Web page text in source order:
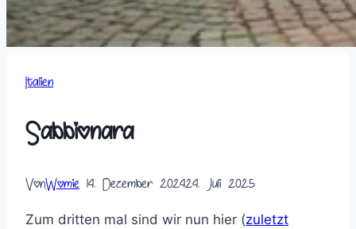
Italien
Sabbionara
VonWomie 14. Dezember 202424. Juli 2025
Zum dritten mal sind wir nun hier (zuletzt